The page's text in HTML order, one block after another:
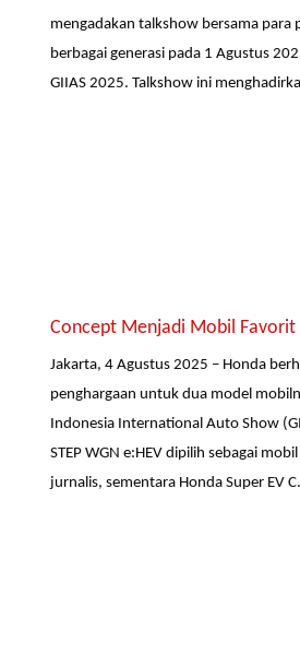
mengadakan talkshow bersama para
berbagai generasi pada 1 Agustus
GIIAS 2025. Talkshow ini
Concept Menjadi Mobil Favorit
Jakarta, 4 Agustus 2025 – Honda
penghargaan untuk dua model
Indonesia International Auto Show
STEP WGN e:HEV dipilih sebagai
jurnalis, sementara Honda Super EV